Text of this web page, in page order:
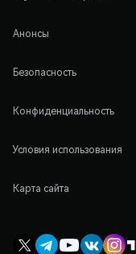
Анонсы
Безопасность
Конфиденциальность
Условия использования
Карта сайта